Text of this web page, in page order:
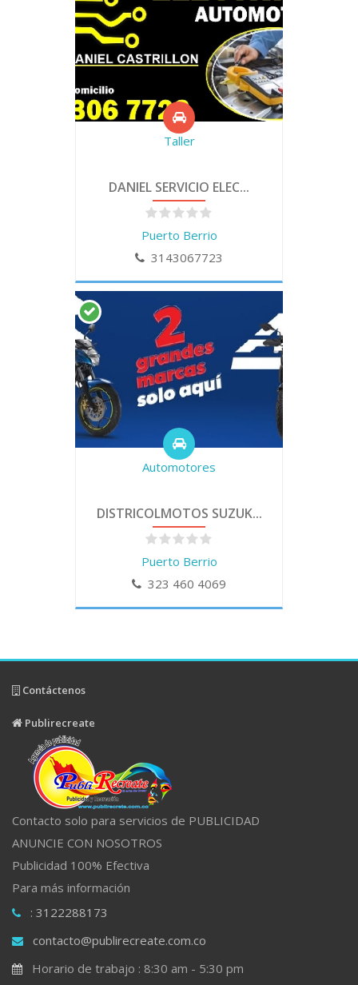
Taller
DANIEL SERVICIO ELEC...
Puerto Berrio
3143067723
Automotores
DISTRICOLMOTOS SUZUK...
Puerto Berrio
323 460 4069
Contáctenos
Publirecreate
Contacto solo para servicios de PUBLICIDAD
ANUNCIE CON NOSOTROS
Publicidad 100% Efectiva
Para más información
: 3122288173
contacto@publirecreate.com.co
Horario de trabajo : 8:30 am - 5:30 pm